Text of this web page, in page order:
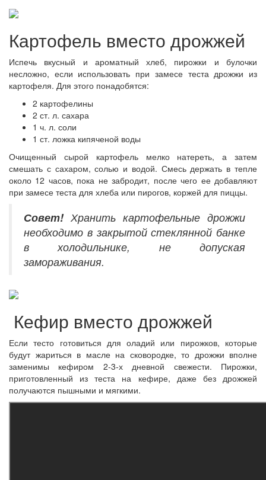
Картофель вместо дрожжей
Испечь вкусный и ароматный хлеб, пирожки и булочки
несложно, если использовать при замесе теста дрожжи из
картофеля. Для этого понадобятся:
2 картофелины
2 ст. л. сахара
1 ч. л. соли
1 ст. ложка кипяченой воды
Очищенный сырой картофель мелко натереть, а затем
смешать с сахаром, солью и водой. Смесь держать в тепле
около 12 часов, пока не забродит, после чего ее добавляют
при замесе теста для хлеба или пирогов, коржей для пиццы.
Совет!Хранить картофельные дрожжи
необходимо в закрытой стеклянной банке
в холодильнике, не допуская
замораживания.
Кефир вместо дрожжей
Если тесто готовиться для оладий или пирожков, которые
будут жариться в масле на сковородке, то дрожжи вполне
заменимы кефиром 2-3-х дневной свежести. Пирожки,
приготовленный из теста на кефире, даже без дрожжей
получаются пышными и мягкими.